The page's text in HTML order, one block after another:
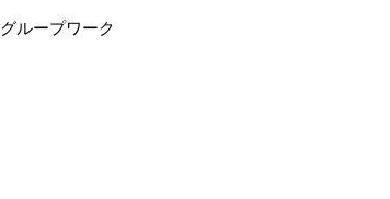
グループワーク